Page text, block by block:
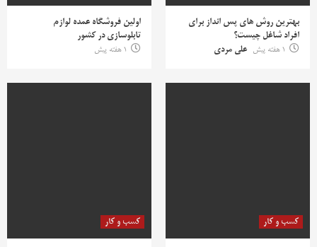
بهترین روش‌ های پس‌ انداز برای
افراد شاغل چیست؟
1 هفته پیش
علی مردی
اولین فروشگاه عمده لوازم
تابلوسازی در کشور
1 هفته پیش
کسب و کار کسب و کار